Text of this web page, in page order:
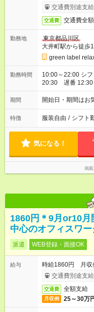
交通費別途支
交通費 交通費全
勤務地
東京都品川区
大井町駅から徒歩
green label
勤務時間
10:00～22:00 シフト 早番 10:00～19:30 中番 11:00～
20:30 遅番 12:30
務の相談可能(実
期間 開始日・期間はお
特徴 服装自由 / シフト
気になる！
掲
1860円＊9月or10
中心のオフィスワー
派遣 WEB登録・面接OK
給与
時給1860円 月収
交通費別途支
交通費 全額支給
月収例 25～30万